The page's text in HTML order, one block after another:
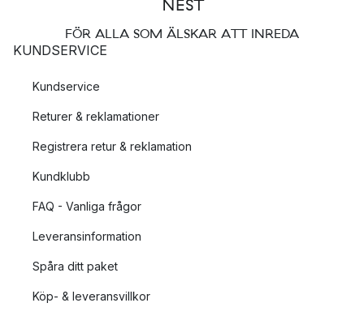
FÖR ALLA SOM ÄLSKAR ATT INREDA
KUNDSERVICE
Kundservice
Returer & reklamationer
Registrera retur & reklamation
Kundklubb
FAQ - Vanliga frågor
Leveransinformation
Spåra ditt paket
Köp- & leveransvillkor